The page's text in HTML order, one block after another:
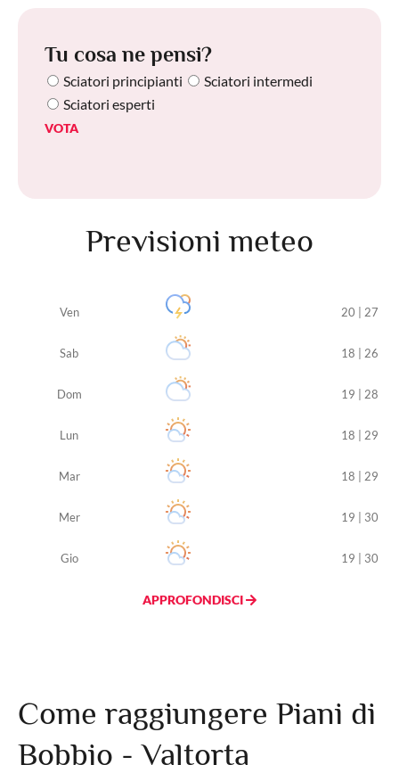
Tu cosa ne pensi?
Sciatori principianti
Sciatori intermedi
Sciatori esperti
VOTA
Previsioni meteo
Ven 20 | 27
Sab 18 | 26
Dom 19 | 28
Lun 18 | 29
Mar 18 | 29
Mer 19 | 30
Gio 19 | 30
APPROFONDISCI
Come raggiungere Piani di
Bobbio - Valtorta